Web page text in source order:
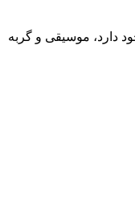
دارد، موسیقی و گربه